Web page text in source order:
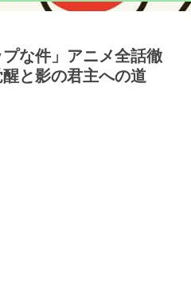
プな件」アニメ全話徹
と影の君主への道